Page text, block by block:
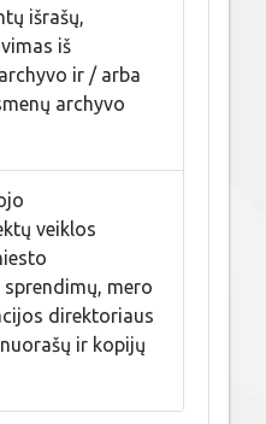
išrašų,
iš
ir / arba
archyvo
veiklos
mero
direktoriaus
ir kopijų